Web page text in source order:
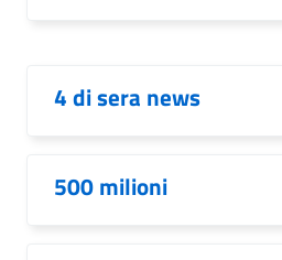
4 di sera news
500 milioni